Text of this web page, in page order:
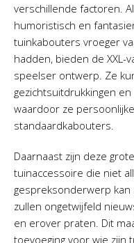
verschillende factoren.
humoristisch en
tuinkabouters vroeger
hadden, bieden de
speelser ontwerp. Ze
gezichtsuitdrukkingen
waardoor ze
standaardkabouters.
Daarnaast zijn deze
tuinaccessoire die niet
gespreksonderwerp
zullen ongetwijfeld
en erover praten. Dit
toevoeging voor wie zijn